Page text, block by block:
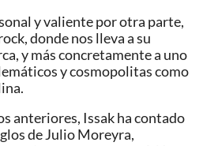
y valiente por otra parte,
donde nos lleva a su
y más concretamente a uno
y cosmopolitas como
anteriores, Issak ha contado
de Julio Moreyra,